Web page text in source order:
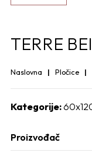
TERRE
Naslovna Pločice
Kategorije:
Proizvođač